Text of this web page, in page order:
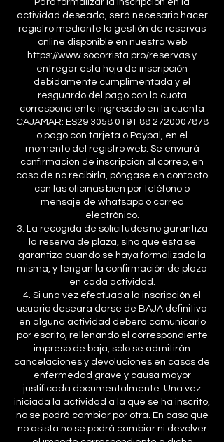
Para formalizar la inscripción en la
actividad deseada, será necesario hacer
registro mediante la gestión de reservas
online disponible en nuestra web
https://www.socorrista.pro/reservas y
entregar esta hoja de inscripción
debidamente cumplimentada y el
resguardo del pago con la cuota
correspondiente ingresado en la cuenta
CAJAMAR: ES29 3058 0191 88 2720007878
o pago con tarjeta o Paypal, en el
momento del registro web. Se enviará
confirmación de inscripción al correo, en
caso de no recibirla, póngase en contacto
con las oficinas bien por teléfono o
mensaje de whatsapp o correo
electrónico.
3. La recogida de solicitudes no garantiza
la reserva de plaza, sino que ésta se
garantiza cuando se haya formalizado la
misma, y tengan la confirmación de plaza
en cada actividad.
4. Si una vez efectuada la inscripción el
usuario deseara darse de BAJA definitiva
en alguna actividad deberá comunicarlo
por escrito, rellenando el correspondiente
impreso de baja, solo se admitirán
cancelaciones y devoluciones en casos de
enfermedad grave y causa mayor
justificada documentalmente. Una vez
iniciada la actividad a la que se ha inscrito,
no se podrá cambiar por otra. En caso que
no asista no se podrá cambiar ni devolver